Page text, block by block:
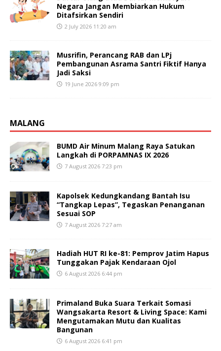
Negara Jangan Membiarkan Hukum
Ditafsirkan Sendiri
2 July 2026 11:20 am
Musrifin, Perancang RAB dan LPj
Pembangunan Asrama Santri Fiktif Hanya
Jadi Saksi
19 June 2026 9:09 pm
MALANG
BUMD Air Minum Malang Raya Satukan
Langkah di PORPAMNAS IX 2026
7 August 2026 7:23 pm
Kapolsek Kedungkandang Bantah Isu
“Tangkap Lepas”, Tegaskan Penanganan
Sesuai SOP
7 August 2026 7:27 am
Hadiah HUT RI ke-81: Pemprov Jatim Hapus
Tunggakan Pajak Kendaraan Ojol
6 August 2026 6:44 pm
Primaland Buka Suara Terkait Somasi
Wangsakarta Resort & Living Space: Kami
Mengutamakan Mutu dan Kualitas
Bangunan
6 August 2026 6:41 pm